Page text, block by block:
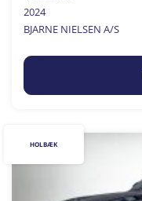
2024
BJARNE NIELSEN A/S
HOLBÆK